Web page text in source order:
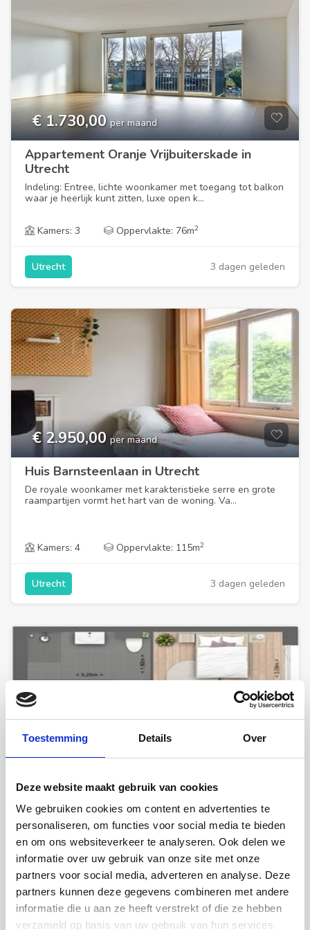
Toestemming Details Over
Deze website maakt gebruik van cookies
We gebruiken cookies om content en advertenties te
personaliseren, om functies voor social media te bieden
en om ons websiteverkeer te analyseren. Ook delen we
informatie over uw gebruik van onze site met onze
partners voor social media, adverteren en analyse. Deze
partners kunnen deze gegevens combineren met andere
informatie die u aan ze heeft verstrekt of die ze hebben
verzameld op basis van uw gebruik van hun services.
€ 1.730,00 per maand
Appartement Oranje Vrijbuiterskade in
Utrecht
Indeling: Entree, lichte woonkamer met toegang tot balkon
waar je heerlijk kunt zitten, luxe open k...
Kamers: 3 Oppervlakte: 76m2
3 dagen geleden
Utrecht
€ 2.950,00 per maand
Huis Barnsteenlaan in Utrecht
De royale woonkamer met karakteristieke serre en grote
raampartijen vormt het hart van de woning. Va...
Kamers: 4 Oppervlakte: 115m2
3 dagen geleden
Utrecht
€ 1.650,00 per maand
Appartement Prins Lanseloetdreef in
Utrecht
Je komt binnen via je eigen entree en stapt de hal binnen,
waar je de meterkast en een modern toilet...
Kamers: 3 Oppervlakte: 98m 2